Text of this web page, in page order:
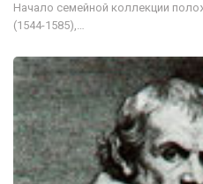
Начало семейной коллекции
(1544-1585),…